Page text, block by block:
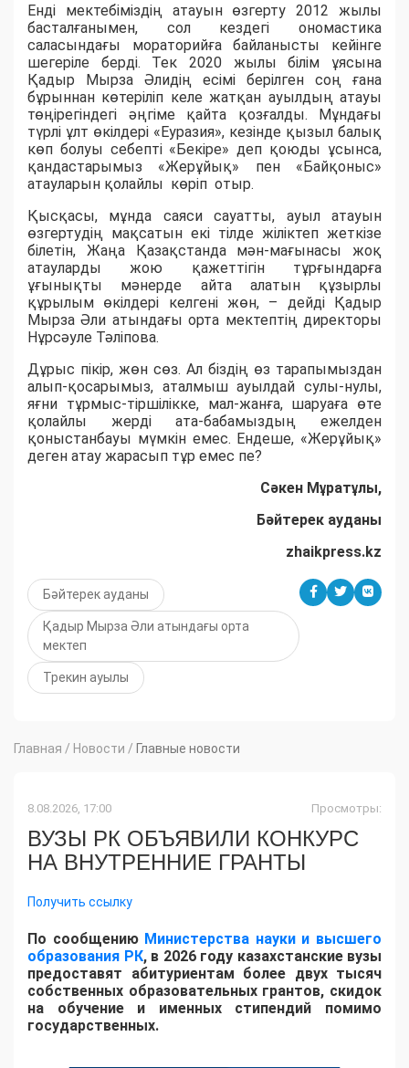
Енді мектебіміздің атауын өзгерту 2012 жылы
басталғанымен, сол кездегі ономастика
саласындағы мораторийға байланысты кейінге
шегеріле берді. Тек 2020 жылы білім ұясына
Қадыр Мырза Әлидің есімі берілген соң ғана
бұрыннан көтеріліп келе жатқан ауылдың атауы
төңірегіндегі әңгіме қайта қозғалды. Мұндағы
түрлі ұлт өкілдері «Еуразия», кезінде қызыл балық
көп болуы себепті «Бекіре» деп қоюды ұсынса,
қандастарымыз «Жерұйық» пен «Байқоныс»
атауларын қолайлы көріп отыр.
Қысқасы, мұнда саяси сауатты, ауыл атауын
өзгертудің мақсатын екі тілде жіліктеп жеткізе
білетін, Жаңа Қазақстанда мән-мағынасы жоқ
атауларды жою қажеттігін тұрғындарға
ұғынықты мәнерде айта алатын құзырлы
құрылым өкілдері келгені жөн, – дейді Қадыр
Мырза Әли атындағы орта мектептің директоры
Нұрсәуле Тәліпова.
Дұрыс пікір, жөн сөз. Ал біздің өз тарапымыздан
алып-қосарымыз, аталмыш ауылдай сулы-нулы,
яғни тұрмыс-тіршілікке, мал-жанға, шаруаға өте
қолайлы жерді ата-бабамыздың ежелден
қоныстанбауы мүмкін емес. Ендеше, «Жерұйық»
деген атау жарасып тұр емес пе?
Сәкен Мұратұлы,
Бәйтерек ауданы
zhaikpress.kz
Бәйтерек ауданы
Қадыр Мырза Әли атындағы орта
мектеп
Трекин ауылы
Главная / Новости / Главные новости
8.08.2026, 17:00 Просмотры:
ВУЗЫ РК ОБЪЯВИЛИ КОНКУРС
НА ВНУТРЕННИЕ ГРАНТЫ
Получить ссылку
По сообщению Министерства науки и высшего
образования РК, в 2026 году казахстанские вузы
предоставят абитуриентам более двух тысяч
собственных образовательных грантов, скидок
на обучение и именных стипендий помимо
государственных.